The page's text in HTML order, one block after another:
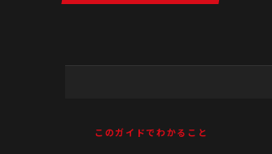
このガイドでわかること